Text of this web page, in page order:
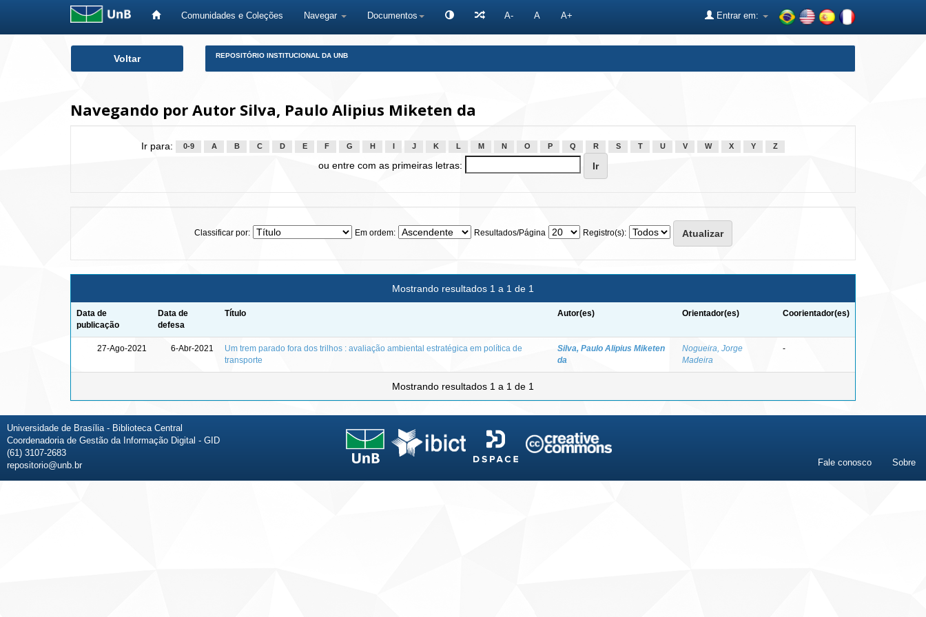
Comunidades e Coleções Navegar Documentos A- A A+ Entrar em:
Voltar REPOSITÓRIO INSTITUCIONAL DA UNB
Navegando por Autor Silva, Paulo Alipius Miketen da
Ir para: 0-9 A B C D E F G H J K L M N O P Q R S T U V W X Y Z
ou entre com as primeiras letras:
Classificar por: Em ordem: Resultados/Página Registro(s):
Mostrando resultados 1 a 1 de 1
Data de
publicação
Data de
defesa
Título Autor(es) Orientador(es) Coorientador(es)
27-Ago-2021 6-Abr-2021
Um trem parado fora dos trilhos : avaliação ambiental estratégica em política de
transporte
Silva, Paulo Alipius Miketen
da
Nogueira, Jorge
Madeira
-
Mostrando resultados 1 a 1 de 1
Universidade de Brasília - Biblioteca Central
Coordenadoria de Gestão da Informação Digital - GID
(61) 3107-2683
repositorio@unb.br
Fale conosco Sobre